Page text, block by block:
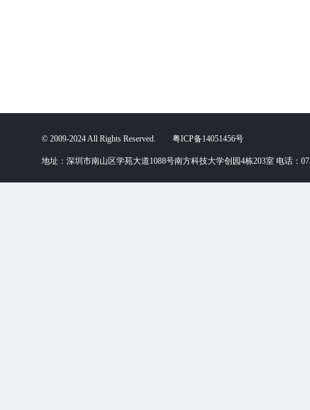
© 2009-2024 All Rights Reserved. 粤ICP备14051456号
地址：深圳市南山区学苑大道1088号南方科技大学创园4栋203室 电话：